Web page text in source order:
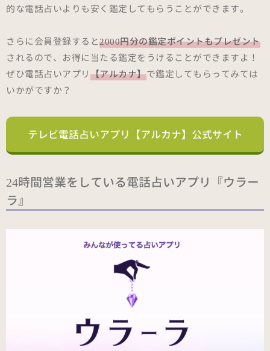
的な電話占いよりも安く鑑定してもらうことができます。
さらに会員登録すると2000円分の鑑定ポイントもプレゼント
されるので、お得に当たる鑑定をうけることができますよ！
ぜひ電話占いアプリ【アルカナ】で鑑定してもらってみては
いかがですか？
テレビ電話占いアプリ【アルカナ】公式サイト
24時間営業をしている電話占いアプリ『ウラー
ラ』